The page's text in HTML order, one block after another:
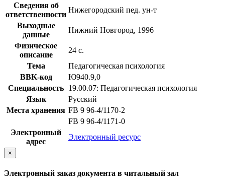
Сведения об
ответственности
Нижегородский пед. ун-т
Выходные
данные
Нижний Новгород, 1996
Физическое
описание
24 с.
Тема
Педагогическая психология
BBK-код
Ю940.9,0
Специальность 19.00.07: Педагогическая психология
Язык
Русский
Места хранения FB 9 96-4/1170-2
FB 9 96-4/1171-0
Электронный
адрес
Электронный ресурс
×
Электронный заказ документа в читальный зал